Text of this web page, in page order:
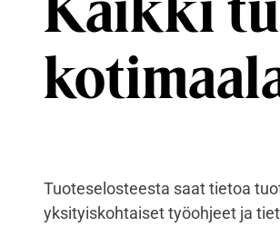
Tuoteselosteesta saat tietoa
yksityiskohtaiset työohjeet ja